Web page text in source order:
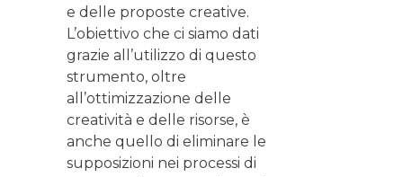
e delle proposte creative.
L’obiettivo che ci siamo dati
grazie all’utilizzo di questo
strumento, oltre
all’ottimizzazione delle
creatività e delle risorse, è
anche quello di eliminare le
supposizioni nei processi di